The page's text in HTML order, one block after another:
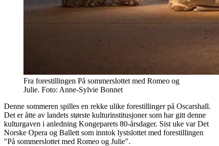
Fra forestillingen På sommerslottet med Romeo og
Julie. Foto: Anne-Sylvie Bonnet
Denne sommeren spilles en rekke ulike forestillinger på Oscarshall.
Det er åtte av landets største kulturinstitusjoner som har gitt denne
kulturgaven i anledning Kongeparets 80-årsdager. Sist uke var Det
Norske Opera og Ballett som inntok lystslottet med forestillingen
"På sommerslottet med Romeo og Julie".